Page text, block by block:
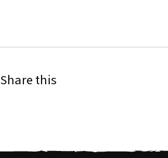
Share this